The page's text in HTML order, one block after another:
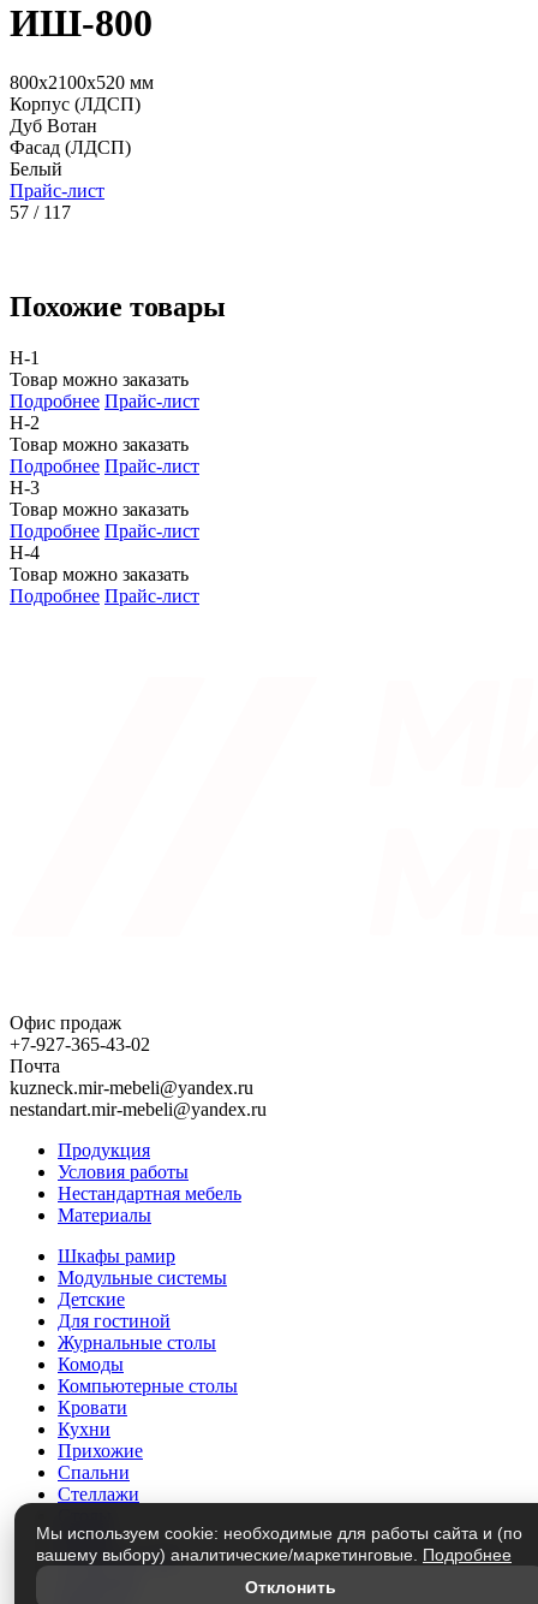
ИШ-800
800x2100x520 мм
Корпус (ЛДСП)
Дуб Вотан
Фасад (ЛДСП)
Белый
Прайс-лист
57 / 117
Похожие товары
Н-1
Товар можно заказать
Подробнее Прайс-лист
Н-2
Товар можно заказать
Подробнее Прайс-лист
Н-3
Товар можно заказать
Подробнее Прайс-лист
Н-4
Товар можно заказать
Подробнее Прайс-лист
Офис продаж
+7-927-365-43-02
Почта
kuzneck.mir-mebeli@yandex.ru
nestandart.mir-mebeli@yandex.ru
Продукция
Условия работы
Нестандартная мебель
Материалы
Шкафы рамир
Модульные системы
Детские
Для гостиной
Журнальные столы
Комоды
Компьютерные столы
Кровати
Кухни
Прихожие
Спальни
Стеллажи
Трюмо
Тумбы под ТВ
Мы используем cookie: необходимые для работы сайта и (по
вашему выбору) аналитические/маркетинговые. Подробнее
Отклонить